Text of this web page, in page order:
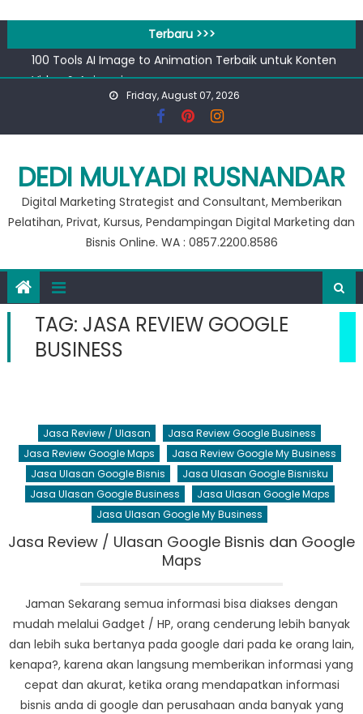
content
Terbaru >>>
Workshop Google for Business
100 Tools AI Image to Animation Terbaik untuk Konten
Video & Animasi
Apa bedanya kata pengantar pendahuluan dan prakata
Banjir 20 Ribu, Peluang Usaha Murah Modal 20 Ribu !!
Workshop Google for Business
100 Tools AI Image to Animation Terbaik untuk Konten
Video & Animasi
Friday, August 07, 2026
DEDI MULYADI RUSNANDAR
Digital Marketing Strategist and Consultant, Memberikan
Pelatihan, Privat, Kursus, Pendampingan Digital Marketing dan
Bisnis Online. WA : 0857.2200.8586
TAG: JASA REVIEW GOOGLE
BUSINESS
Jasa Review / Ulasan
Jasa Review Google Business
Jasa Review Google Maps
Jasa Review Google My Business
Jasa Ulasan Google Bisnis
Jasa Ulasan Google Bisnisku
Jasa Ulasan Google Business
Jasa Ulasan Google Maps
Jasa Ulasan Google My Business
Jasa Review / Ulasan Google Bisnis dan Google
Maps
Jaman Sekarang semua informasi bisa diakses dengan
mudah melalui Gadget / HP, orang cenderung lebih banyak
dan lebih suka bertanya pada google dari pada ke orang lain,
kenapa?, karena akan langsung memberikan informasi yang
cepat dan akurat, ketika orang mendapatkan informasi
bisnis anda di google dan perusahaan anda banyak yang